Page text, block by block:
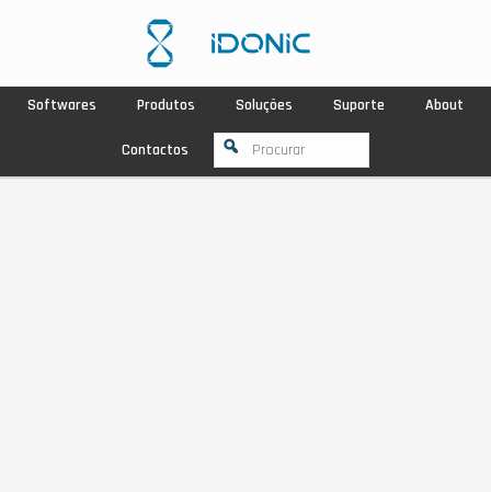
Softwares Produtos Soluções Suporte About
Contactos